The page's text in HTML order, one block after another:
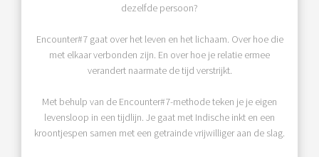
dezelfde persoon?
Encounter#7 gaat over het leven en het lichaam. Over hoe die
met elkaar verbonden zijn. En over hoe je relatie ermee
verandert naarmate de tijd verstrijkt.
Met behulp van de Encounter#7-methode teken je je eigen
levensloop in een tijdlijn. Je gaat met Indische inkt en een
kroontjespen samen met een getrainde vrijwilliger aan de slag.